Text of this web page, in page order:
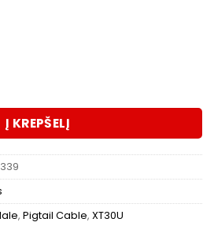
Black XT30U Male Pigtail 18awg
Į KREPŠELĮ
, Pigtail Cable, XT30U